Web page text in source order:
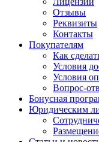
Отзывы
Реквизиты
Контакты
Покупателям
Как
Условия
Условия
Вопрос-
Бонусная
Юридическим